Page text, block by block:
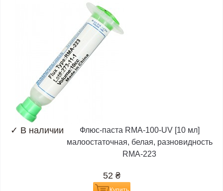
✓ В наличии
Флюс-паста RMA-100-UV [10 мл]
малоостаточная, белая, разновидность
RMA-223
52 ₴